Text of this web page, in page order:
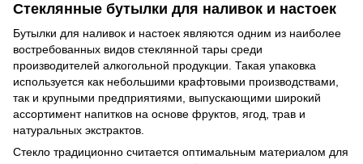
Стеклянные бутылки для наливок и настоек
Бутылки для наливок и настоек являются одним из наиболее
востребованных видов стеклянной тары среди
производителей алкогольной продукции. Такая упаковка
используется как небольшими крафтовыми производствами,
так и крупными предприятиями, выпускающими широкий
ассортимент напитков на основе фруктов, ягод, трав и
натуральных экстрактов.
Стекло традиционно считается оптимальным материалом для